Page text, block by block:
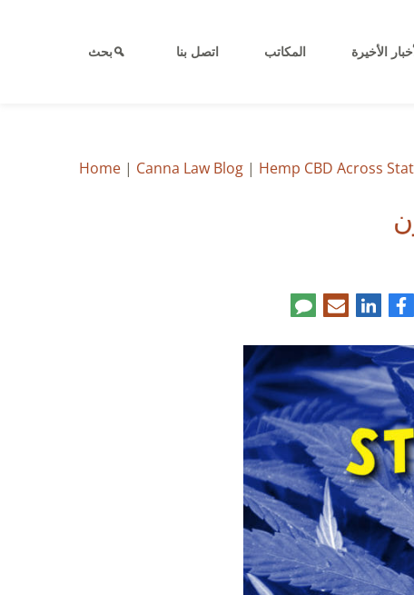
الأخيرة المكاتب اتصل بنا بحث
Home | Canna Law Blog | Hemp CBD Across